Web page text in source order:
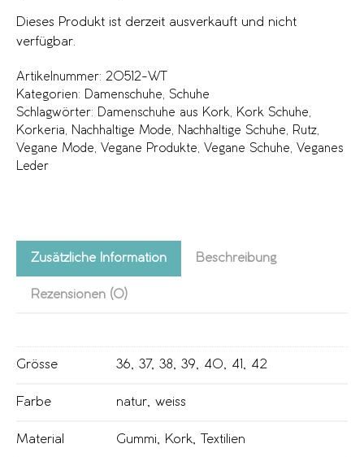
Dieses Produkt ist derzeit ausverkauft und nicht
verfügbar.
Artikelnummer: 20512-WT
Kategorien: Damenschuhe, Schuhe
Schlagwörter: Damenschuhe aus Kork, Kork Schuhe,
Korkeria, Nachhaltige Mode, Nachhaltige Schuhe, Rutz,
Vegane Mode, Vegane Produkte, Vegane Schuhe, Veganes
Leder
Zusätzliche Information Beschreibung
Rezensionen (0)
Grösse 36 37, 38 39 40 41 42
Farbe natur weiss
Material Gummi Kork Textilien